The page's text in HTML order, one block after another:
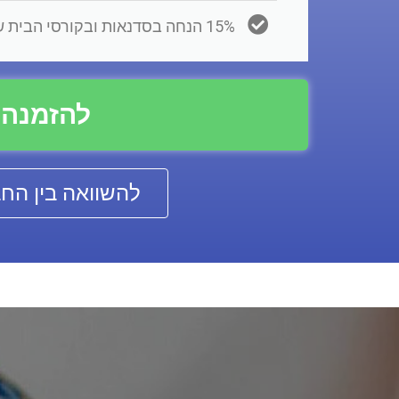
15% הנחה בסדנאות ובקורסי הבית שלנו.
להזמנה
להשוואה בין